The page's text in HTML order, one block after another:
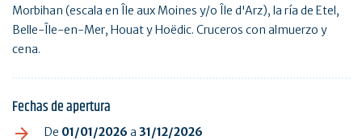
Morbihan (escala en Île aux Moines y/o Île d'Arz), la ría de Etel,
Belle-Île-en-Mer, Houat y Hoëdic. Cruceros con almuerzo y
cena.
Fechas de apertura
De 01/01/2026 a 31/12/2026